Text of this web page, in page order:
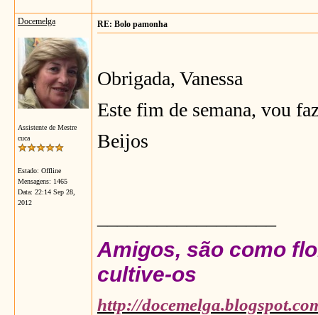
Docemelga
Assistente de Mestre
cuca
Estado: Offline
Mensagens: 1465
Data: 22:14 Sep 28,
2012
RE: Bolo pamonha
Obrigada, Vanessa
Este fim de semana, vou
Beijos
Amigos, são como
cultive-os
http://